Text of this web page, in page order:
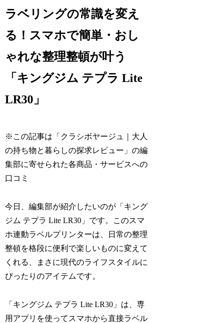
ラベリングの常識を変え
る！スマホで簡単・おし
ゃれな整理整頓が叶う
「キングジム テプラ Lite
LR30」
※この記事は「クラシボヤージュ｜大人
の持ち物と暮らしの探求レビュー」の編
集部に寄せられた各商品・サービスへの
口コミ
今日、編集部が紹介したいのが「キング
ジム テプラ Lite LR30」です。このスマ
ホ連動ラベルプリンターは、日常の整理
整頓を格段に便利で楽しいものに変えて
くれる、まさに現代のライフスタイルに
ぴったりのアイテムです。
「キングジム テプラ Lite LR30」は、専
用アプリを使ってスマホから直接ラベル